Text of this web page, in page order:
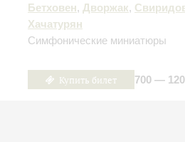
Бетховен, Дворжак,
Хачатурян
Симфонические миниатюры
Купить билет 700 —